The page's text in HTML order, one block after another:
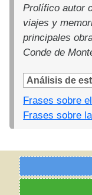
Prolífico autor
viajes y
principales
Conde de
Análisis de
Frases sobre
Frases sobre